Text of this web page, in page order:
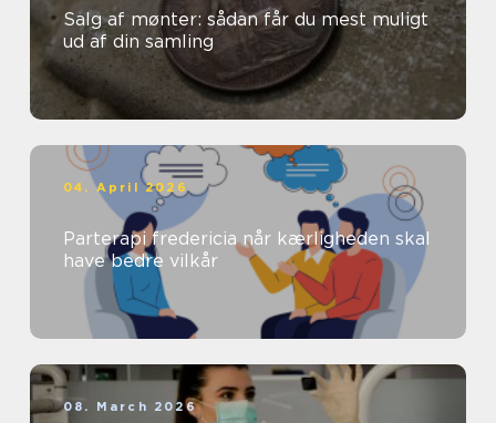
Salg af mønter: sådan får du mest muligt
ud af din samling
04. April 2026
Parterapi fredericia når kærligheden skal
have bedre vilkår
08. March 2026